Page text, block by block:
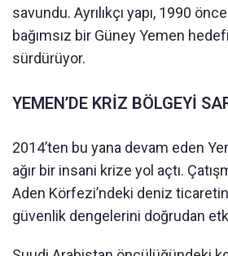
savundu. Ayrılıkçı yapı, 1990
bağımsız bir Güney Yemen
sürdürüyor.
YEMEN’DE KRİZ BÖLGEYİ
2014’ten bu yana devam eden
ağır bir insani krize yol açtı.
Aden Körfezi’ndeki deniz
güvenlik dengelerini doğrudan